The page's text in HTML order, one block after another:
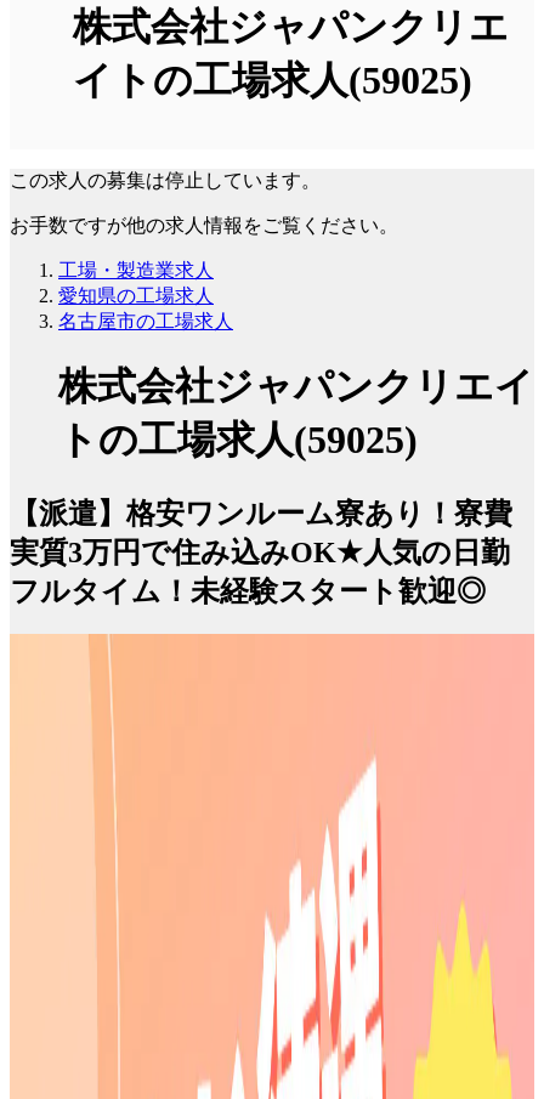
株式会社ジャパンクリエ
イトの工場求人(59025)
この求人の募集は停止しています。
お手数ですが他の求人情報をご覧ください。
工場・製造業求人
愛知県の工場求人
名古屋市の工場求人
株式会社ジャパンクリエイ
トの工場求人(59025)
【派遣】格安ワンルーム寮あり！寮費
実質3万円で住み込みOK★人気の日勤
フルタイム！未経験スタート歓迎◎